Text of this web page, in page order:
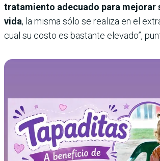
tratamiento adecuado para mejorar
vida, la misma sólo se realiza en el
cual su costo es bastante elevado”,